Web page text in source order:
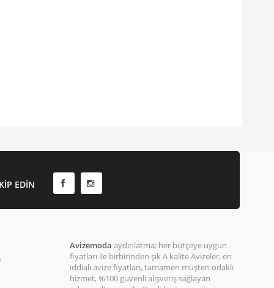
EDIN
Avizemoda aydınlatma; her bütçeye uygun
fiyatları ile birbirinden şık A kalite Avizeler, en
iddialı avize fiyatları, tamamen müşteri odaklı
hizmet, %100 güvenli alışveriş sağlayan